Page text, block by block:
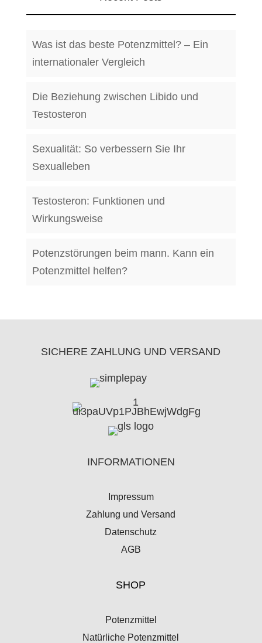
Was ist das beste Potenzmittel? – Ein
internationaler Vergleich
Die Beziehung zwischen Libido und
Testosteron
Sexualität: So verbessern Sie Ihr
Sexualleben
Testosteron: Funktionen und
Wirkungsweise
Potenzstörungen beim mann. Kann ein
Potenzmittel helfen?
SICHERE ZAHLUNG UND VERSAND
INFORMATIONEN
Impressum
Zahlung und Versand
Datenschutz
AGB
SHOP
Potenzmittel
Natürliche Potenzmittel